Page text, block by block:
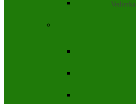
Vedierka